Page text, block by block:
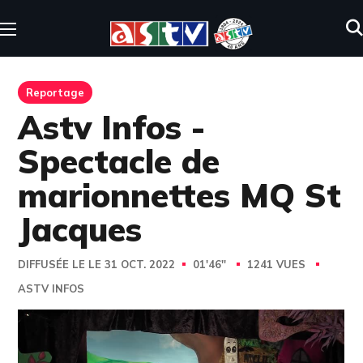
Reportage
Astv Infos -
Spectacle de
marionnettes MQ St
Jacques
DIFFUSÉE LE LE 31 OCT. 2022 01'46''
1241 VUES
ASTV INFOS